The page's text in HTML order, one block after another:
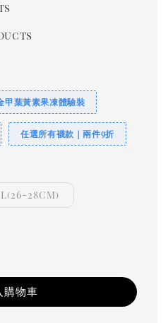
甲葉黃素果凍體驗裝
任選所有襪款｜兩件9折
L(26-28CM)
購物車